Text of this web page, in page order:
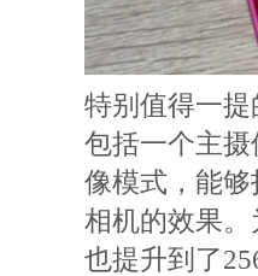
特别值得一提
包括一个主
像模式，能
相机的效果。
也提升到了